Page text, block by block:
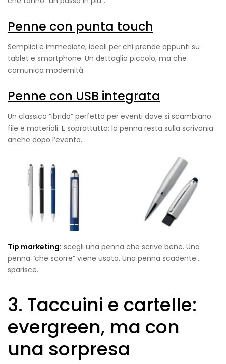
Penne con punta touch
Semplici e immediate, ideali per chi prende appunti su
tablet e smartphone. Un dettaglio piccolo, ma che
comunica modernità.
Penne con USB integrata
Un classico “ibrido” perfetto per eventi dove si scambiano
file e materiali. E soprattutto: la penna resta sulla scrivania
anche dopo l’evento.
Tip marketing: scegli una penna che scrive bene. Una
penna “che scorre” viene usata. Una penna scadente…
sparisce.
3. Taccuini e cartelle:
evergreen, ma con
una sorpresa